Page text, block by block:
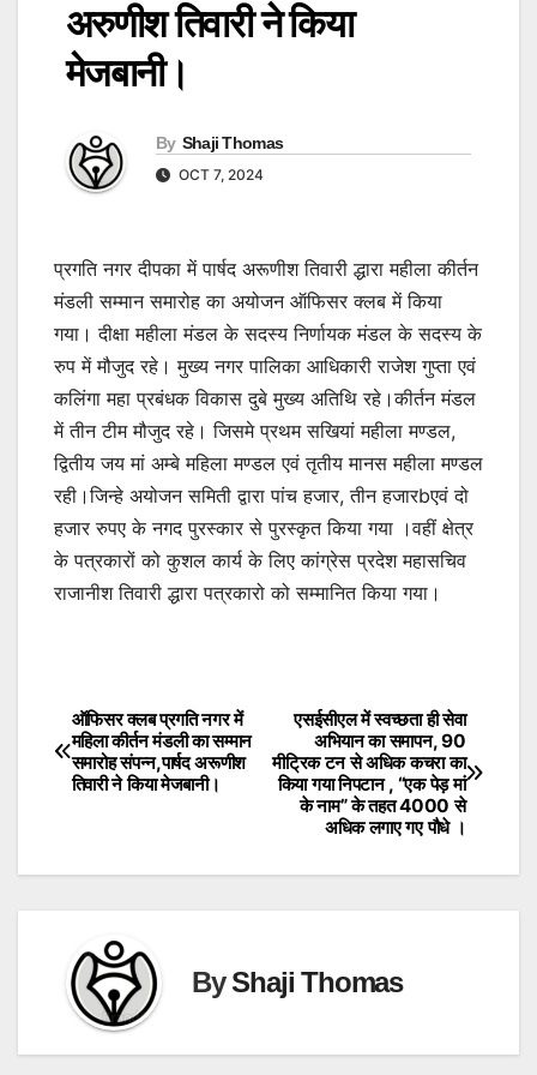
अरुणीश तिवारी ने किया
मेजबानी।
By Shaji Thomas
OCT 7, 2024
प्रगति नगर दीपका में पार्षद अरूणीश तिवारी द्धारा महीला कीर्तन
मंडली सम्मान समारोह का अयोजन ऑफिसर क्लब में किया
गया। दीक्षा महीला मंडल के सदस्य निर्णायक मंडल के सदस्य के
रुप में मौजुद रहे। मुख्य नगर पालिका आधिकारी राजेश गुप्ता एवं
कलिंगा महा प्रबंधक विकास दुबे मुख्य अतिथि रहे।कीर्तन मंडल
में तीन टीम मौजुद रहे। जिसमे प्रथम सखियां महीला मण्डल,
द्वितीय जय मां अम्बे महिला मण्डल एवं तृतीय मानस महीला मण्डल
रही।जिन्हे अयोजन समिती द्वारा पांच हजार, तीन हजारbएवं दो
हजार रुपए के नगद पुरस्कार से पुरस्कृत किया गया ।वहीं क्षेत्र
के पत्रकारों को कुशल कार्य के लिए कांग्रेस प्रदेश महासचिव
राजानीश तिवारी द्धारा पत्रकारो को सम्मानित किया गया।
Post
navigation
एसईसीएल में स्वच्छता ही सेवा
अभियान का समापन, 90
मीट्रिक टन से अधिक कचरा का
किया गया निपटान , “एक पेड़ मां
के नाम” के तहत 4000 से
अधिक लगाए गए पौधे ।
ऑफिसर क्लब प्रगति नगर में
महिला कीर्तन मंडली का सम्मान
समारोह संपन्न,पार्षद अरूणीश
तिवारी ने किया मेजबानी।
ByShaji Thomas